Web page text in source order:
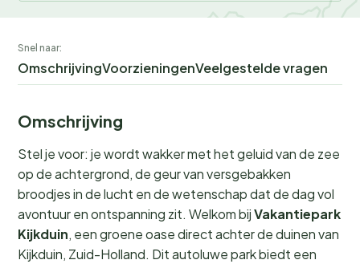
Snel naar:
OmschrijvingVoorzieningenVeelgestelde vragen
Omschrijving
Stel je voor: je wordt wakker met het geluid van de zee
op de achtergrond, de geur van versgebakken
broodjes in de lucht en de wetenschap dat de dag vol
avontuur en ontspanning zit. Welkom bijVakantiepark
Kijkduin, een groene oase direct achter de duinen van
Kijkduin, Zuid-Holland. Dit autoluwe park biedt een